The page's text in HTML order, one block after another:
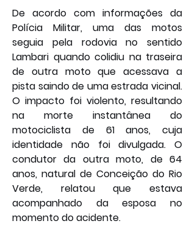
De acordo com informações da
Polícia Militar, uma das motos
seguia pela rodovia no sentido
Lambari quando colidiu na traseira
de outra moto que acessava a
pista saindo de uma estrada vicinal.
O impacto foi violento, resultando
na morte instantânea do
motociclista de 61 anos, cuja
identidade não foi divulgada. O
condutor da outra moto, de 64
anos, natural de Conceição do Rio
Verde, relatou que estava
acompanhado da esposa no
momento do acidente.